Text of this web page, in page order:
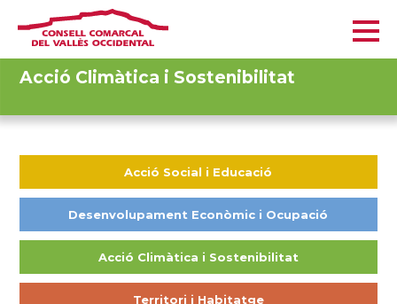
Acció Climàtica i Sostenibilitat
Acció Social i Educació
Desenvolupament Econòmic i Ocupació
Acció Climàtica i Sostenibilitat
Territori i Habitatge